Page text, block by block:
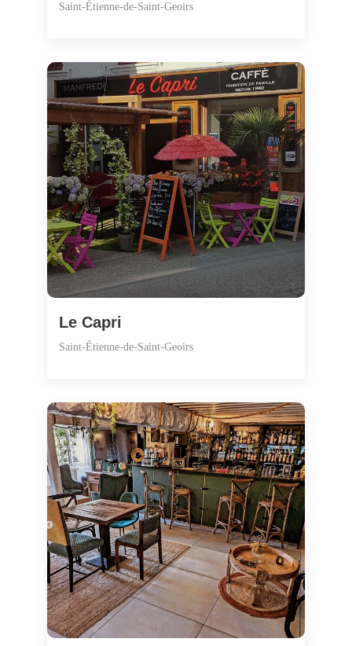
Saint-Étienne-de-Saint-Geoirs
Le Capri
Saint-Étienne-de-Saint-Geoirs